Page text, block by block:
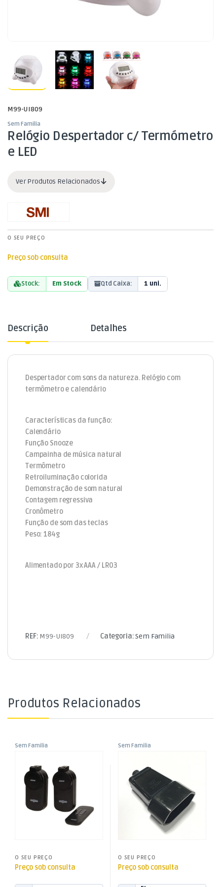
M99-UI809
Sem Familia
Relógio Despertador c/ Termómetro
e LED
Ver Produtos Relacionados
O SEU PREÇO
Preço sob consulta
Stock: Em Stock Qtd Caixa: 1 uni.
Descrição Detalhes
Despertador com sons da natureza. Relógio com
termômetro e calendário
Características da função:
Calendário
Função Snooze
Campainha de música natural
Termômetro
Retroiluminação colorida
Demonstração de som natural
Contagem regressiva
Cronômetro
Função de som das teclas
Peso: 184g
Alimentado por 3x AAA / LR03
REF: M99-UI809 Categoria:Sem Familia
Produtos Relacionados
Sem Familia
O SEU PREÇO
Preço sob consulta
Sem Familia
O SEU PREÇO
Preço sob consulta